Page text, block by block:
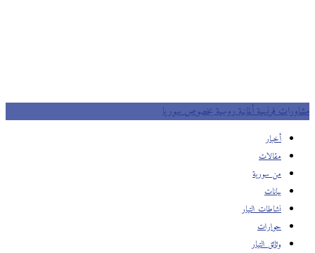
مشاورات فرنسية ألمانية روسية بخصوص سوريا
أخبار
مقالات
من سورية
بيانات
نشاطات التيار
حوارات
وثائق التيار